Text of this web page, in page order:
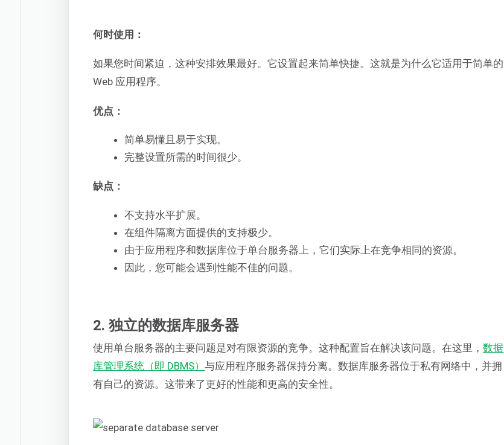
何时使用：
如果您时间紧迫，这种安排效果最好。它设置起来简单快捷。这就是为什么它适用于简单的
Web 应用程序。
优点：
简单易懂且易于实现。
完整设置所需的时间很少。
缺点：
不支持水平扩展。
在组件隔离方面提供的支持极少。
由于应用程序和数据库位于单台服务器上，它们实际上在竞争相同的资源。
因此，您可能会遇到性能不佳的问题。
2. 独立的数据库服务器
使用单台服务器的主要问题是对有限资源的竞争。这种配置旨在解决该问题。在这里，数据
库管理系统（即 DBMS）与应用程序服务器保持分离。数据库服务器位于私有网络中，并拥
有自己的资源。这带来了更好的性能和更高的安全性。